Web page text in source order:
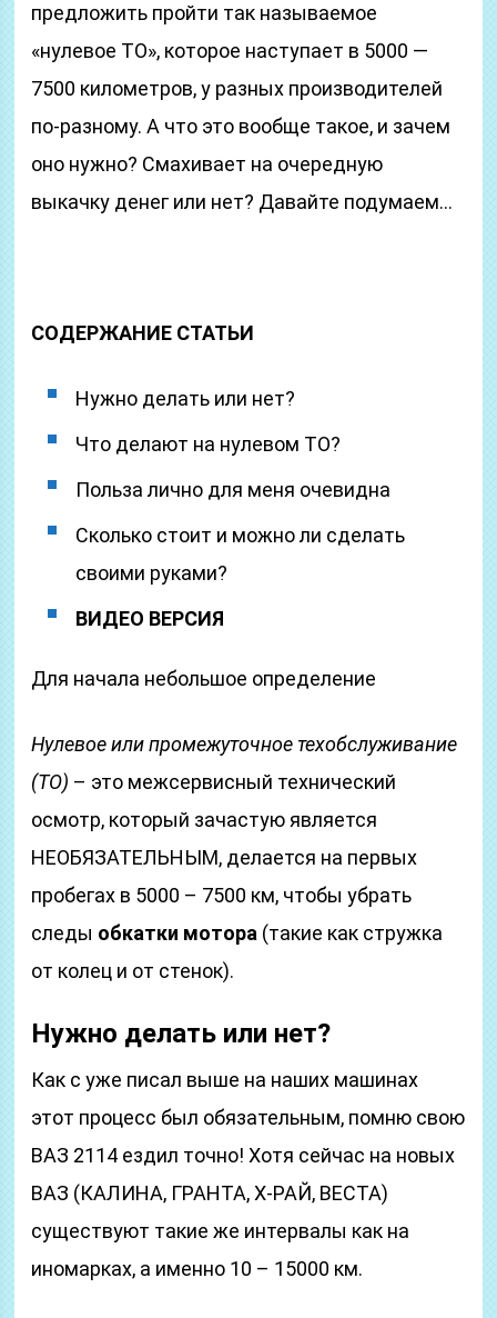
предложить пройти так называемое
«нулевое ТО», которое наступает в 5000 —
7500 километров, у разных производителей
по-разному. А что это вообще такое, и зачем
оно нужно? Смахивает на очередную
выкачку денег или нет? Давайте подумаем…
СОДЕРЖАНИЕ СТАТЬИ
Нужно делать или нет?
Что делают на нулевом ТО?
Польза лично для меня очевидна
Сколько стоит и можно ли сделать
своими руками?
ВИДЕО ВЕРСИЯ
Для начала небольшое определение
Нулевое или промежуточное техобслуживание
(ТО) – это межсервисный технический
осмотр, который зачастую является
НЕОБЯЗАТЕЛЬНЫМ, делается на первых
пробегах в 5000 – 7500 км, чтобы убрать
следы обкатки мотора (такие как стружка
от колец и от стенок).
Нужно делать или нет?
Как с уже писал выше на наших машинах
этот процесс был обязательным, помню свою
ВАЗ 2114 ездил точно! Хотя сейчас на новых
ВАЗ (КАЛИНА, ГРАНТА, Х-РАЙ, ВЕСТА)
существуют такие же интервалы как на
иномарках, а именно 10 – 15000 км.